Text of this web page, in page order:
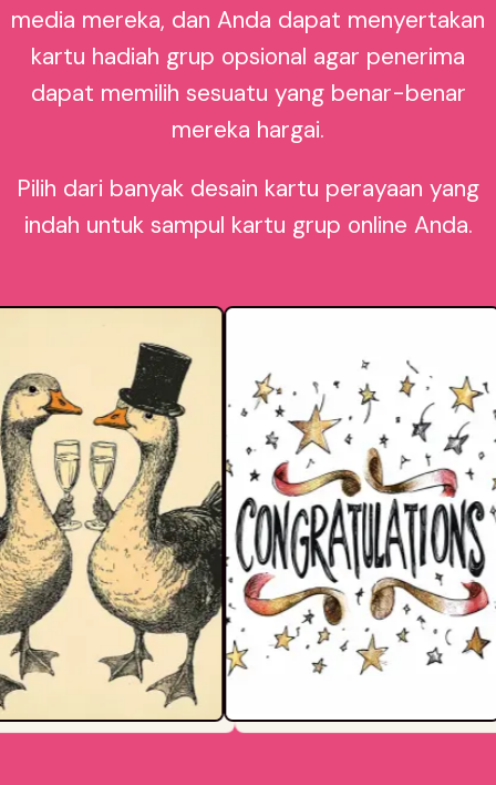
media mereka, dan Anda dapat menyertakan
kartu hadiah grup opsional agar penerima
dapat memilih sesuatu yang benar-benar
mereka hargai.
Pilih dari banyak desain kartu perayaan yang
indah untuk sampul kartu grup online Anda.